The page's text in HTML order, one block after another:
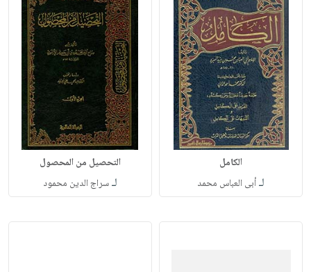
الكامل
لـأبى العباس محمد
التحصيل من المحصول
لـسراج الدين محمود